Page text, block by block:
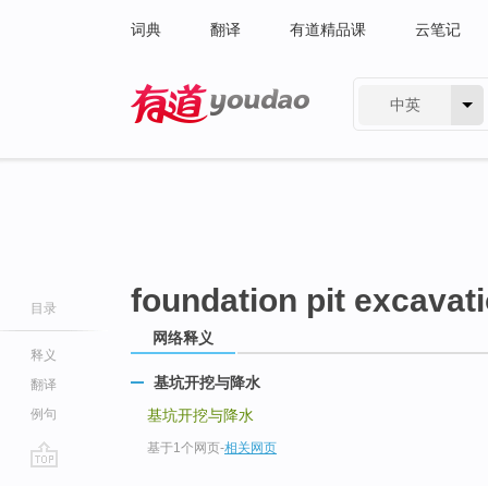
词典 翻译 有道精品课 云笔记
中英
目录
释义
翻译
例句
foundation pit
网络释义
基坑开挖与降水
基坑开挖与降水
基于1个网页-相关网页